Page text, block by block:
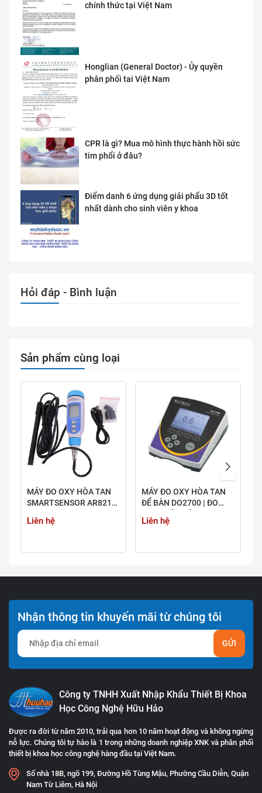
chính thức tại Việt Nam
Honglian (General Doctor) - Ủy quyền
phân phối tai Việt Nam
CPR là gì? Mua mô hình thực hành hồi sức
tim phổi ở đâu?
Điểm danh 6 ứng dụng giải phẩu 3D tốt
nhất dành cho sinh viên y khoa
Hỏi đáp - Bình luận
Sản phẩm cùng loại
MÁY ĐO OXY HÒA TAN
SMARTSENSOR AR8210
Liên hệ
MÁY ĐO OXY HÒA TAN
ĐỂ BÀN DO2700 | ĐO
Liên hệ
Nhận thông tin khuyến mãi từ chúng tôi
GỬI
Công ty TNHH Xuất Nhập Khẩu Thiết Bị Khoa
Học Công Nghệ Hữu Hảo
Được ra đời từ năm 2010, trải qua hơn 10 năm hoạt động và không ngừng
nỗ lực. Chúng tôi tự hào là 1 trong những doanh nghiệp XNK và phân phối
thiết bị khoa học công nghệ hàng đầu tại Việt Nam.
Số nhà 18B, ngõ 199, Đường Hồ Tùng Mậu, Phường Cầu Diễn, Quận
Nam Từ Liêm, Hà Nội